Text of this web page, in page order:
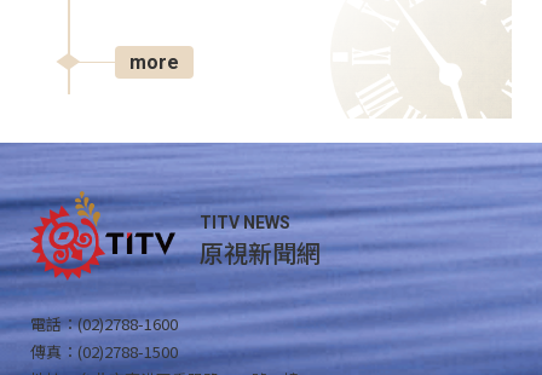
more
TITV NEWS
原視新聞網
電話：(02)2788-1600
傳真：(02)2788-1500